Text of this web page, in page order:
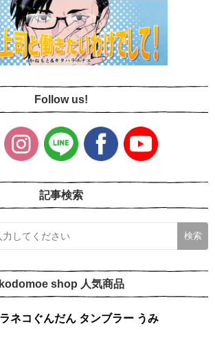
Follow us!
記事検索
kodomoe shop 人気商品
ノラネコぐんだん タンブラー うみ